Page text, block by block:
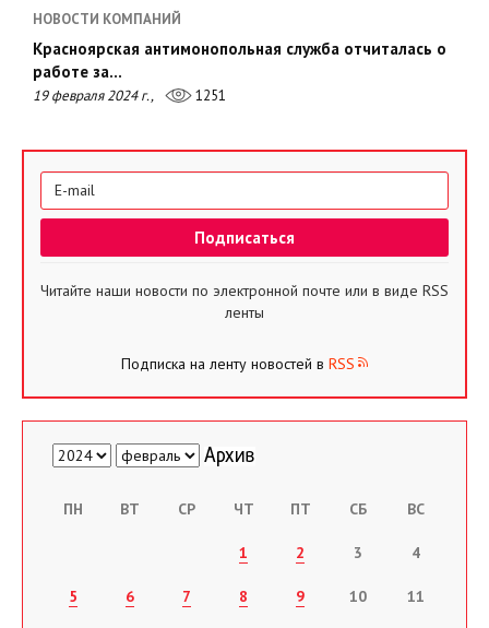
НОВОСТИ КОМПАНИЙ
Красноярская антимонопольная служба отчиталась о
работе за…
19 февраля 2024 г., 1251
Читайте наши новости по электронной почте или в виде RSS
ленты
Подписка на ленту новостей в RSS
ПН ВТ СР ЧТ ПТ СБ ВС
1 2 3 4
5 6 7 8 9 10 11